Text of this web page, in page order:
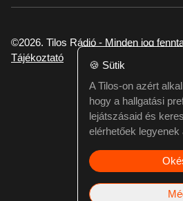
©2026. Tilos Rádió - Minden jog
Tájékoztató
Ha hibát találtál
🍪 Sütik
A Tilos-on azért
hogy a hallgatási
lejátszásaid és
elérhetőek legyenek